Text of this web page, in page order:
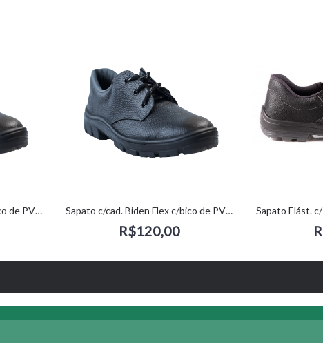
Sapato c/cad. Biden Flex c/bico de PVC (44) - kadesh Sapato c/cad. Biden Flex c/bico de PVC (45) - kadesh
R$120,00